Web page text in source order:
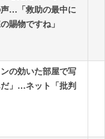
…「救助の最中に
賜物ですね」
の効いた部屋で写
」…ネット「批判